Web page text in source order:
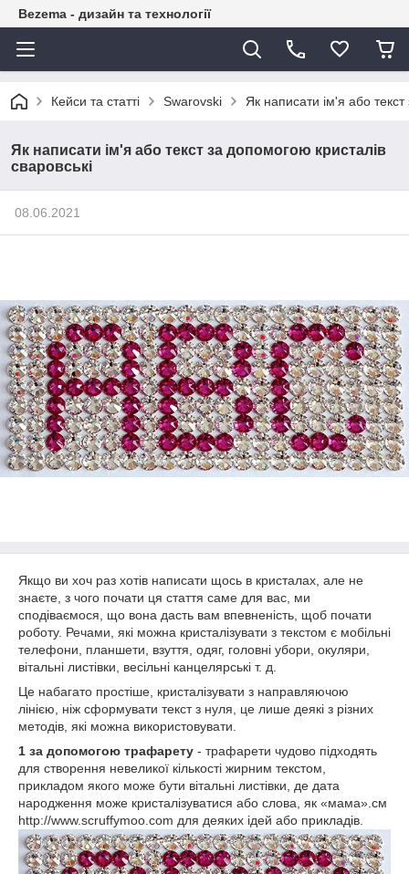
Bezema - дизайн та технології
Кейси та статті Swarovski Як написати ім'я або текст
Як написати ім'я або текст за допомогою кристалів
сваровські
08.06.2021
Якщо ви хоч раз хотів написати щось в кристалах, але не
знаєте, з чого почати ця стаття саме для вас, ми
сподіваємося, що вона дасть вам впевненість, щоб почати
роботу. Речами, які можна кристалізувати з текстом є мобільні
телефони, планшети, взуття, одяг, головні убори, окуляри,
вітальні листівки, весільні канцелярські т. д.
Це набагато простіше, кристалізувати з направляючою
лінією, ніж сформувати текст з нуля, це лише деякі з різних
методів, які можна використовувати.
1 за допомогою трафарету - трафарети чудово підходять
для створення невеликої кількості жирним текстом,
прикладом якого може бути вітальні листівки, де дата
народження може кристалізуватися або слова, як «мама».см
http://www.scruffymoo.com для деяких ідей або прикладів.